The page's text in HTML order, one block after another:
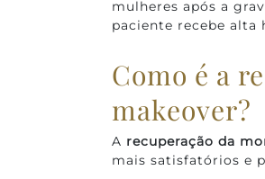
mulheres após a
paciente recebe alta
Como é a
makeover?
A recuperação da
mais satisfatórios e